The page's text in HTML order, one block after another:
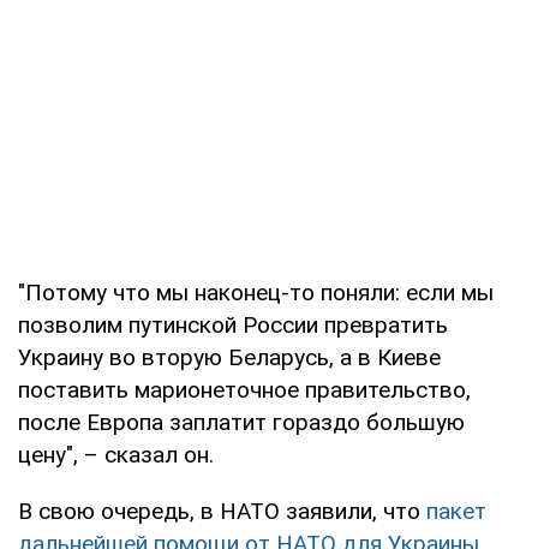
"Потому что мы наконец-то поняли: если мы
позволим путинской России превратить
Украину во вторую Беларусь, а в Киеве
поставить марионеточное правительство,
после Европа заплатит гораздо большую
цену", – сказал он.
В свою очередь, в НАТО заявили, что пакет
дальнейшей помощи от НАТО для Украины